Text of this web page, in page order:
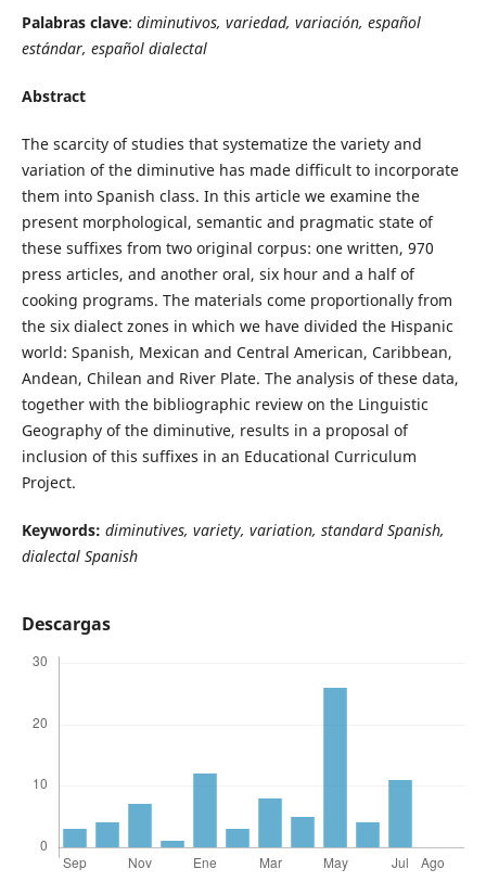
Palabras clave: diminutivos, variedad, variación, español
estándar, español dialectal
Abstract
The scarcity of studies that systematize the variety and
variation of the diminutive has made difficult to incorporate
them into Spanish class. In this article we examine the
present morphological, semantic and pragmatic state of
these suffixes from two original corpus: one written, 970
press articles, and another oral, six hour and a half of
cooking programs. The materials come proportionally from
the six dialect zones in which we have divided the Hispanic
world: Spanish, Mexican and Central American, Caribbean,
Andean, Chilean and River Plate. The analysis of these data,
together with the bibliographic review on the Linguistic
Geography of the diminutive, results in a proposal of
inclusion of this suffixes in an Educational Curriculum
Project.
Keywords: diminutives, variety, variation, standard Spanish,
dialectal Spanish
Descargas